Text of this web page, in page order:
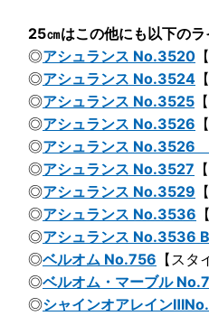
25㎝はこの他にも以下の
◎アシュランス No.3520
◎アシュランス No.3524
◎アシュランス No.3525
◎アシュランス No.3526
◎アシュランス No.3526
◎アシュランス No.3527
◎アシュランス No.3529
◎アシュランス No.3536
◎アシュランス No.3536
◎ベルオム No.756 【ス
◎ベルオム・マーブル
◎シャインオアレイン